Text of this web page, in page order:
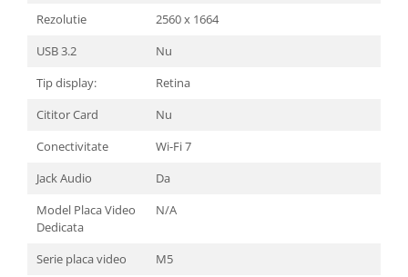
Rezolutie
2560 x 1664
USB 3.2
Nu
Tip display:
Retina
Cititor Card
Nu
Conectivitate
Wi-Fi 7
Jack Audio
Da
Model Placa Video
Dedicata
N/A
Serie placa video M5